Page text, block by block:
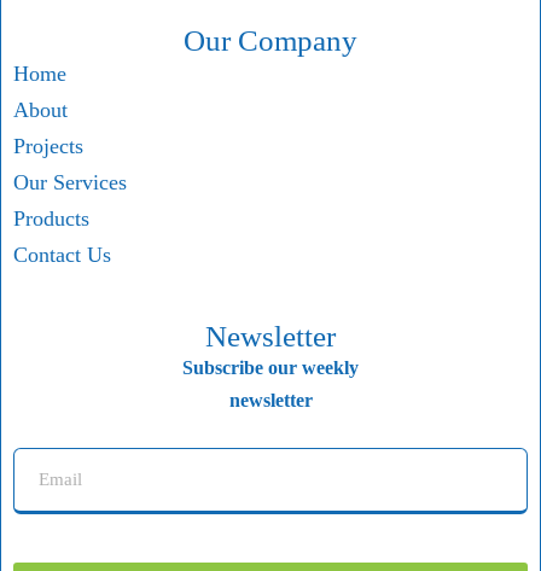
Our Company
Home
About
Projects
Our Services
Products
Contact Us
Newsletter
Subscribe our weekly
newsletter